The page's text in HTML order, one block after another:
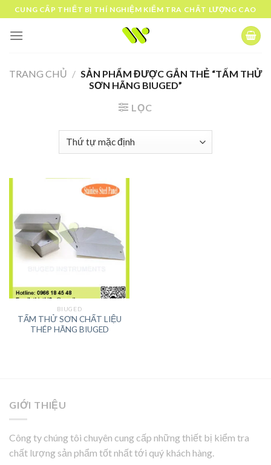
Skip
to
content
CUNG CẤP THIẾT BỊ THÍ NGHIỆM KIỂM TRA CHẤT LƯỢNG CAO
TRANG CHỦ / SẢN PHẨM ĐƯỢC GẮN THẺ “TẤM THỬ
SƠN HÃNG BIUGED”
LỌC
BIUGED
TẤM THỬ SƠN CHẤT LIỆU
THÉP HÃNG BIUGED
GIỚI THIỆU
Công ty chúng tôi chuyên cung cấp những thiết bị kiểm tra
chất lượng sản phẩm tốt nhất tới quý khách hàng.